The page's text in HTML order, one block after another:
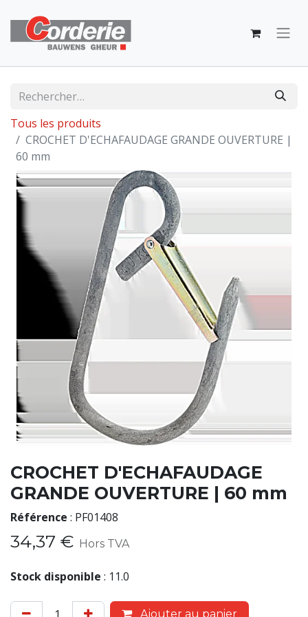
Tous les produits
CROCHET D'ECHAFAUDAGE GRANDE OUVERTURE |
60 mm
CROCHET D'ECHAFAUDAGE
GRANDE OUVERTURE | 60 mm
Référence : PF01408
34,37 € Hors TVA
Stock disponible : 11.0
Ajouter au panier